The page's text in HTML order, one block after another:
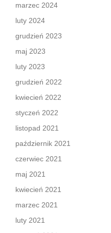
marzec 2024
luty 2024
grudzień 2023
maj 2023
luty 2023
grudzień 2022
kwiecień 2022
styczeń 2022
listopad 2021
październik 2021
czerwiec 2021
maj 2021
kwiecień 2021
marzec 2021
luty 2021